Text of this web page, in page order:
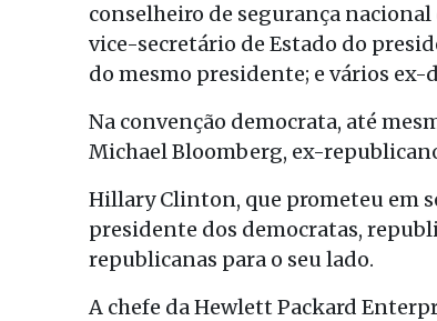
conselheiro de segurança
vice-secretário de Estado do
do mesmo presidente; e vários
Na convenção democrata, até
Michael Bloomberg, ex-
Hillary Clinton, que prometeu em
presidente dos democratas,
republicanas para o seu lado.
A chefe da Hewlett Packard